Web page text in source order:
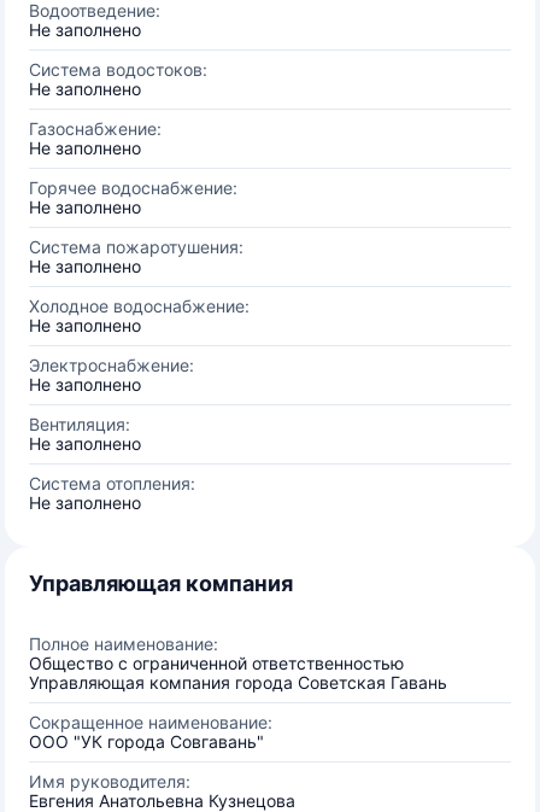
Водоотведение:
Не заполнено
Система водостоков:
Не заполнено
Газоснабжение:
Не заполнено
Горячее водоснабжение:
Не заполнено
Система пожаротушения:
Не заполнено
Холодное водоснабжение:
Не заполнено
Электроснабжение:
Не заполнено
Вентиляция:
Не заполнено
Система отопления:
Не заполнено
Управляющая компания
Полное наименование:
Общество с ограниченной ответственностью
Управляющая компания города Советская Гавань
Сокращенное наименование:
ООО "УК города Совгавань"
Имя руководителя:
Евгения Анатольевна Кузнецова